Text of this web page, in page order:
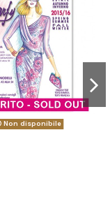
Non disponibile